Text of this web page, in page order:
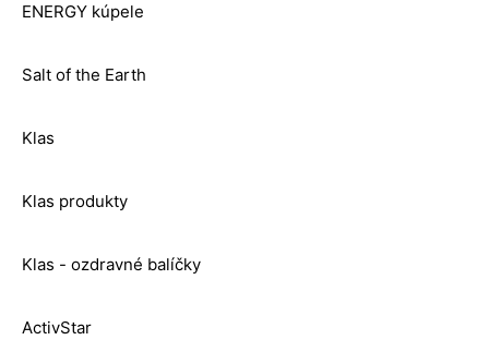
ENERGY kúpele
Salt of the Earth
Klas
Klas produkty
Klas - ozdravné balíčky
ActivStar